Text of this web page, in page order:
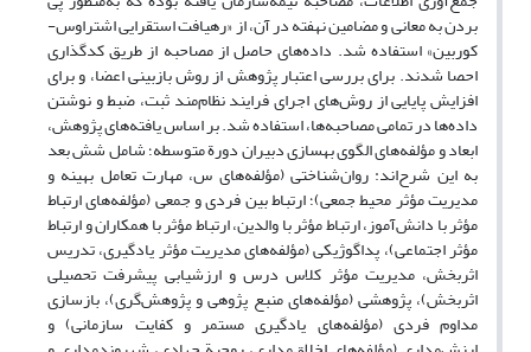
بردن به معانی و مضامین نهفته در آن، از «رهیافت استقرایی اشتراوس-
کوربین» استفاده شد. داده‌های حاصل از مصاحبه از طریق کدگذاری
احصا شدند. برای بررسی اعتبار پژوهش از روش بازبینی اعضا، و برای
افزایش پایایی از روش‌های اجرای فرایند نظام‌مند ثبت، ضبط و نوشتن
داده‌ها در تمامی مصاحبه‌ها، استفاده شد. بر اساس یافته‌های پژوهش،
ابعاد و مؤلفه‌های الگوی بهسازی دبیران دورة متوسطه؛ شامل شش بعد
به این شرح‌اند: روان‌شناختی (مؤلفه‌های س، مهارت تعامل بهینه و
مدیریت مؤثر محیط جمعی)؛ ارتباط بین فردی و جمعی (مؤلفه‌های ارتباط
مؤثر با دانش‌آموز، ارتباط مؤثر با والدین، ارتباط مؤثر با همکاران و ارتباط
مؤثر اجتماعی)، پداگوژیکی (مؤلفه‌های مدیریت مؤثر یادگیری، تدریس
اثربخش، مدیریت مؤثر کلاس درس و ارزشیابی پیشرفت تحصیلی
اثربخش)، پژوهشی (مؤلفه‌های منبع پژوهی و پژوهش‌گری)، بازسازی
مداوم فردی (مؤلفه‌های یادگیری مستمر و کفایت سازمانی) و